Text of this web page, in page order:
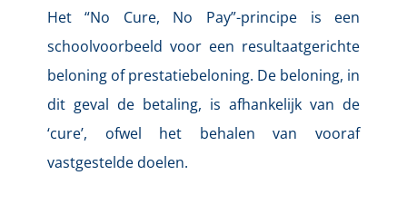
Het “No Cure, No Pay”-principe is een
schoolvoorbeeld voor een resultaatgerichte
beloning of prestatiebeloning. De beloning, in
dit geval de betaling, is afhankelijk van de
‘cure’, ofwel het behalen van vooraf
vastgestelde doelen.